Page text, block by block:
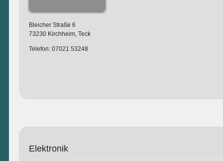
Bleicher Straße 6
73230 Kirchheim, Teck
Telefon: 07021 53248
Elektronik